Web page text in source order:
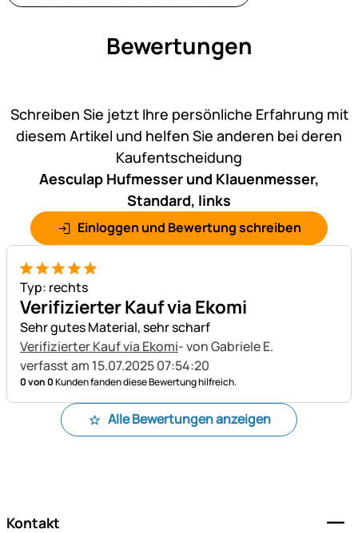
Bewertungen
Schreiben Sie jetzt Ihre persönliche Erfahrung mit
diesem Artikel und helfen Sie anderen bei deren
Kaufentscheidung
Aesculap Hufmesser und Klauenmesser,
Standard, links
Einloggen und Bewertung schreiben
5 von 5
Typ: rechts
Verifizierter Kauf via Ekomi
Sehr gutes Material, sehr scharf
Verifizierter Kauf via Ekomi- von Gabriele E.
verfasst am 15.07.2025 07:54:20
0 von 0Kunden fanden diese Bewertung hilfreich.
Alle Bewertungen anzeigen
Kontakt